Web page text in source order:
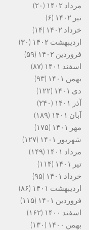
مرداد ۱۴۰۲
(۲۰)
تیر ۱۴۰۲
(۶)
خرداد ۱۴۰۲
(۱۴)
اردیبهشت ۱۴۰۲
(۳۰)
فروردین ۱۴۰۲
(۵۹)
اسفند ۱۴۰۱
(۸۷)
بهمن ۱۴۰۱
(۹۳)
دی ۱۴۰۱
(۱۲۲)
آذر ۱۴۰۱
(۲۴۰)
آبان ۱۴۰۱
(۱۸۹)
مهر ۱۴۰۱
(۱۷۵)
شهریور ۱۴۰۱
(۱۲۷)
مرداد ۱۴۰۱
(۱۴۹)
تیر ۱۴۰۱
(۱۱۴)
خرداد ۱۴۰۱
(۹۵)
اردیبهشت ۱۴۰۱
(۸۶)
فروردین ۱۴۰۱
(۱۱۵)
اسفند ۱۴۰۰
(۱۶۲)
بهمن ۱۴۰۰
(۱۳۰)